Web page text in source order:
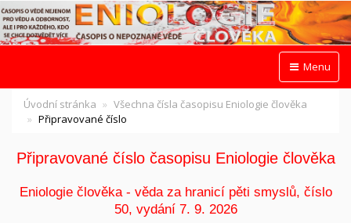
Menu
Úvodní stránka
Všechna čísla časopisu Eniologie člověka
Připravované číslo
Připravované číslo časopisu Eniologie člověka
Eniologie člověka - věda za hranicí pěti smyslů, číslo
50, vydání 7. 9. 2026